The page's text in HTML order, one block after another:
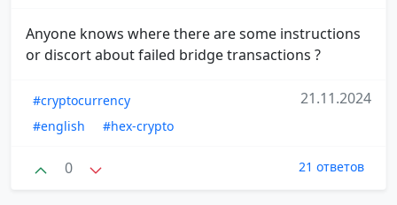
Anyone knows where there are some instructions
or discort about failed bridge transactions ?
#cryptocurrency
#english
#hex-crypto
21.11.2024
0 21 ответов